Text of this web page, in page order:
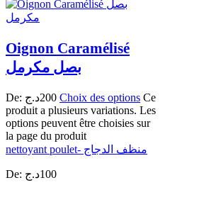
Oignon Caramélisé
بصل مكرمل
De: 200د.ج Choix des options Ce
produit a plusieurs variations. Les
options peuvent être choisies sur
la page du produit
nettoyant poulet- منظف الدجاج
De: 100د.ج